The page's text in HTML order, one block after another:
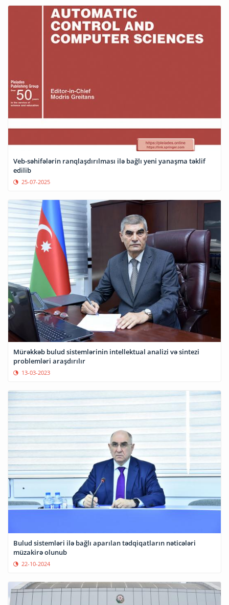
Veb-səhifələrin ranqlaşdırılması ilə bağlı yeni yanaşma təklif
edilib
25-07-2025
Mürəkkəb bulud sistemlərinin intellektual analizi və sintezi
problemləri araşdırılır
13-03-2023
Bulud sistemləri ilə bağlı aparılan tədqiqatların nəticələri
müzakirə olunub
22-10-2024